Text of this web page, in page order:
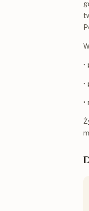
•
•
•